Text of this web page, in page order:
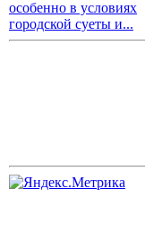
особенно в условиях
городской суеты и...